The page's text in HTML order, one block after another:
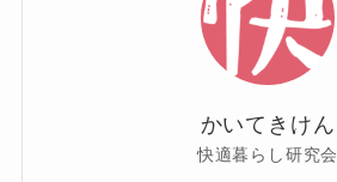
かいてきけん
快適暮らし研究会